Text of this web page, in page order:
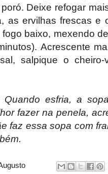
Deixe refogar
as ervilhas frescas e
fogo baixo, mexendo
Acrescente
salpique o
Quando esfria, a
fazer na penela,
faz essa sopa com